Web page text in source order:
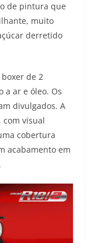
de pintura que
muito
derretido
de 2
a ar e óleo. Os
divulgados. A
com visual
cobertura
acabamento em